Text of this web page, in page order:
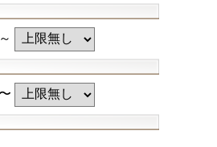
～
〜